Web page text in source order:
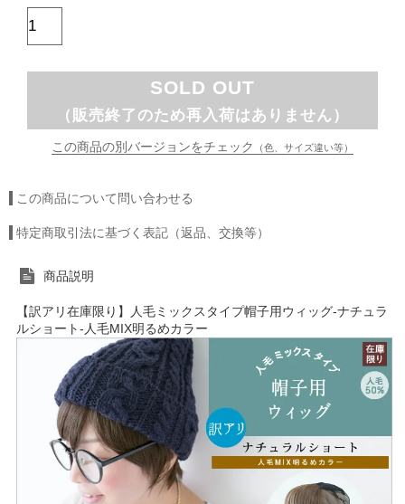
SOLD OUT
（販売終了のため再入荷はありません）
この商品の別バージョンをチェック （色、サイズ違い等）
この商品について問い合わせる
特定商取引法に基づく表記（返品、交換等）
商品説明
【訳アリ在庫限り】人毛ミックスタイプ帽子用ウィッグ-ナチュラ
ルショート-人毛MIX明るめカラー